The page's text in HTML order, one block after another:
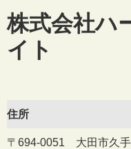
株式会社ハ
イト
住所
〒694-0051 大田市久